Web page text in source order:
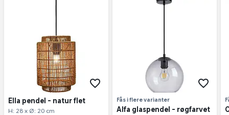
Ella pendel - natur flet
H: 28 x Ø: 20 cm
Fås i flere varianter
Alfa glaspendel - røgfarvet